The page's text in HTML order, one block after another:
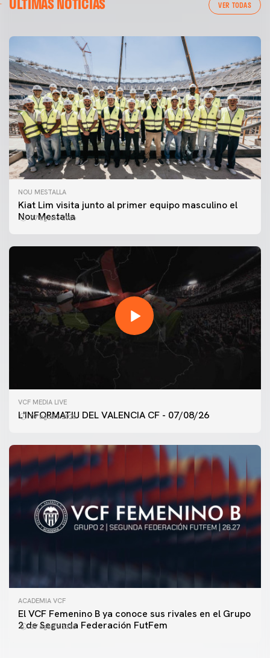
VER TODAS
NOU MESTALLA
Kiat Lim visita junto al primer equipo masculino el
Nou Mestalla
07 agosto 2026
VCF MEDIA LIVE
L'INFORMATIU DEL VALENCIA CF - 07/08/26
07 agosto 2026
ACADEMIA VCF
El VCF Femenino B ya conoce sus rivales en el Grupo
2 de Segunda Federación FutFem
07 agosto 2026
PRIMER EQUIPO
ENTRENAMIENTO DEL VALENCIA CF 7/8/2026